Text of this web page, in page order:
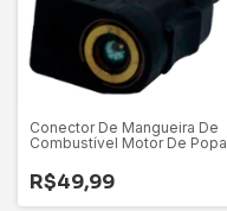
Conector De Mangueira De
Combustível Motor De Popa
R$49,99